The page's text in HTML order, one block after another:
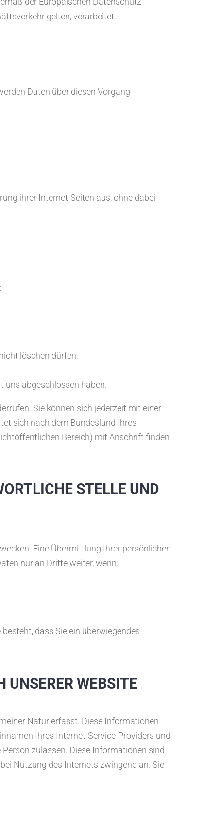
gelten, verarbeitet.
Daten über diesen Vorgang
ihrer Internet-Seiten aus, ohne dabei
löschen dürfen,
uns abgeschlossen haben.
Sie können sich jederzeit mit einer
sich nach dem Bundesland Ihres
Bereich) mit Anschrift finden
STELLE UND
Eine Übermittlung Ihrer persönlichen
nur an Dritte weiter, wenn:
dass Sie ein überwiegendes
UNSERER WEBSITE
Natur erfasst. Diese Informationen
Ihres Internet-Service-Providers und
zulassen. Diese Informationen sind
Nutzung des Internets zwingend an. Sie